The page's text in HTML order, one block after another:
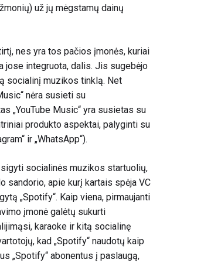
už jų mėgstamų dainų
nes yra tos pačios įmonės, kuriai
jose integruota, dalis. Jis sugebėjo
socialinį muzikos tinklą. Net
nėra susieti su
„YouTube Music“ yra susietas su
produkto aspektai, palyginti su
ir „WhatsApp“).
socialinės muzikos startuolių,
sandorio, apie kurį kartais spėja VC
„Spotify“. Kaip viena, pirmaujanti
įmonė galėtų sukurti
karaoke ir kitą socialinę
kad „Spotify“ naudotų kaip
„Spotify“ abonentus į paslaugą,